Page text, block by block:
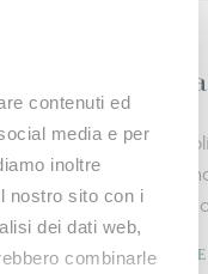
contenuti ed
media e per
inoltre
nostro sito con i
dei dati web,
combinarle
or more, with
the pleasure of